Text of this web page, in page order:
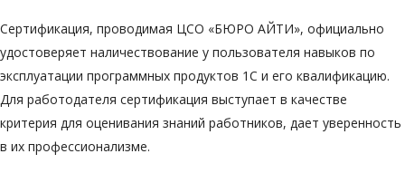
Сертификация, проводимая ЦСО «БЮРО АЙТИ», официально
удостоверяет наличествование у пользователя навыков по
эксплуатации программных продуктов 1С и его квалификацию.
Для работодателя сертификация выступает в качестве
критерия для оценивания знаний работников, дает уверенность
в их профессионализме.